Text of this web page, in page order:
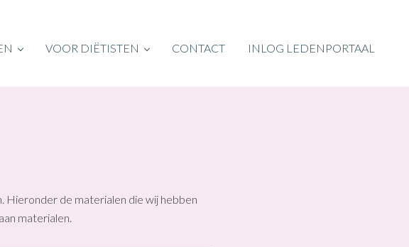
VOOR DIËTISTEN CONTACT INLOG LEDENPORTAAL
Hieronder de materialen die wij hebben
materialen.